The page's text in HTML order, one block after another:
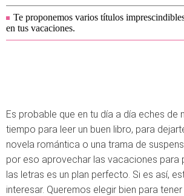
Te proponemos varios títulos
en tus vacaciones.
Es probable que en tu día a día eches de
tiempo para leer un buen libro, para
novela romántica o una trama de
por eso aprovechar las vacaciones para
las letras es un plan perfecto. Si es así,
interesar. Queremos elegir bien para